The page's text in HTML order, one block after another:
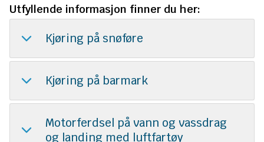
Utfyllende informasjon finner du her:
Kjøring på snøføre
Kjøring på barmark
Motorferdsel på vann og vassdrag
og landing med luftfartøy